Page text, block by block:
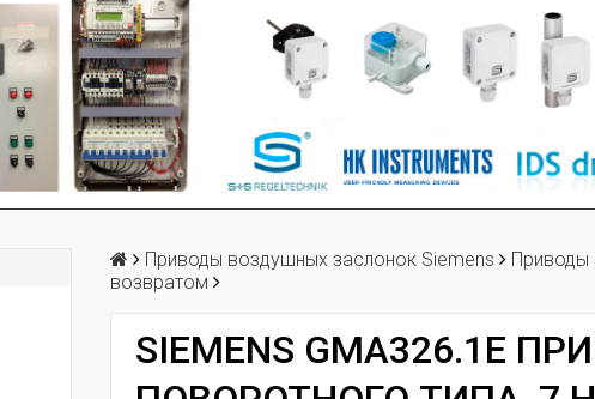
Приводы воздушных заслонок Siemens
Приводы
возвратом
SIEMENS GMA326.1E